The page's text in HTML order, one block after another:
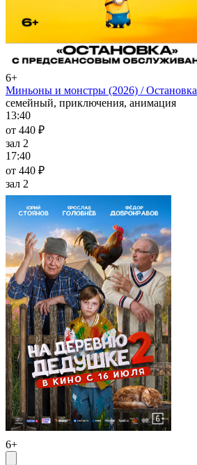
6+
Миньоны и монстры (2026) / Остановка
семейный, приключения, анимация
13:40
от 440 ₽
зал 2
17:40
от 440 ₽
зал 2
6+